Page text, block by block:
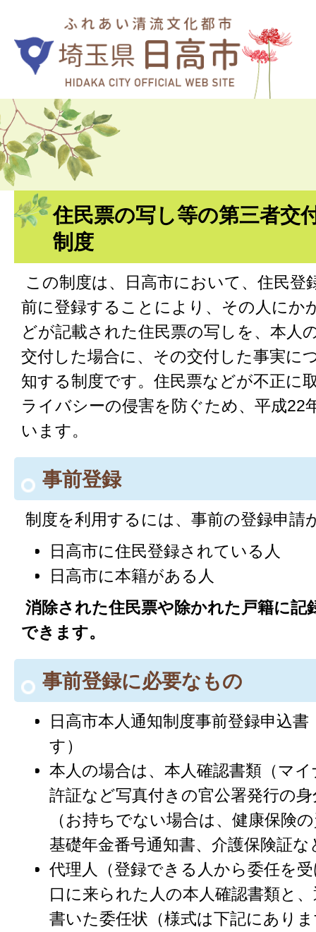
住民票の写し等の第三者交
制度
この制度は、日高市において、住民登
前に登録することにより、その人にか
どが記載された住民票の写しを、本人
交付した場合に、その交付した事実に
知する制度です。住民票などが不正に
ライバシーの侵害を防ぐため、平成22
います。
事前登録
制度を利用するには、事前の登録申請
日高市に住民登録されている人
日高市に本籍がある人
消除された住民票や除かれた戸籍に記
できます。
事前登録に必要なもの
日高市本人通知制度事前登録申込
す）
本人の場合は、本人確認書類（マ
許証など写真付きの官公署発行の
（お持ちでない場合は、健康保険
基礎年金番号通知書、介護保険証な
代理人（登録できる人から委任を
口に来られた人の本人確認書類と
書いた委任状（様式は下記にあり